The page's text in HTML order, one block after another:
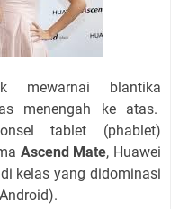
mewarnai blantika
menengah ke atas.
tablet (phablet)
Ascend Mate, Huawei
kelas yang didominasi